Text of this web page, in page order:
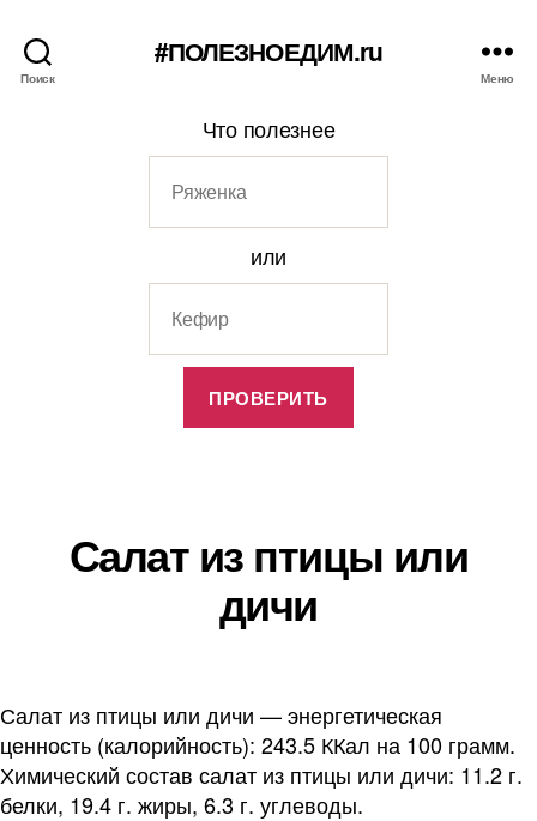
Поиск
#ПОЛЕЗНОЕДИМ.ru
Меню
Что полезнее
или
Салат из птицы или
дичи
Салат из птицы или дичи — энергетическая
ценность (калорийность): 243.5 ККал на 100 грамм.
Химический состав салат из птицы или дичи: 11.2 г.
белки, 19.4 г. жиры, 6.3 г. углеводы.